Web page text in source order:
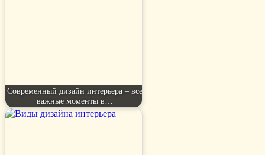
Современный дизайн интерьера – все
важные моменты в…